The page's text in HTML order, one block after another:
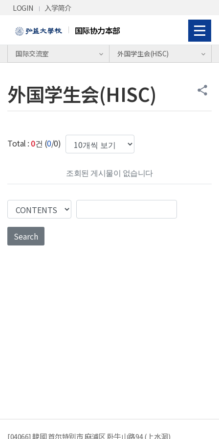
Skip Menu
LOGIN 入学简介
国际协力本部
国际交流室 外国学生会(HISC)
外国学生会(HISC) share
Total :0건 (0/0) 한번에 보여질 게시물 갯수
조회된 게시물이 없습니다
Search Column Search Value
Search
[04066] 韓國 首尔特别市 麻浦区 卧牛山路94 (上水洞)